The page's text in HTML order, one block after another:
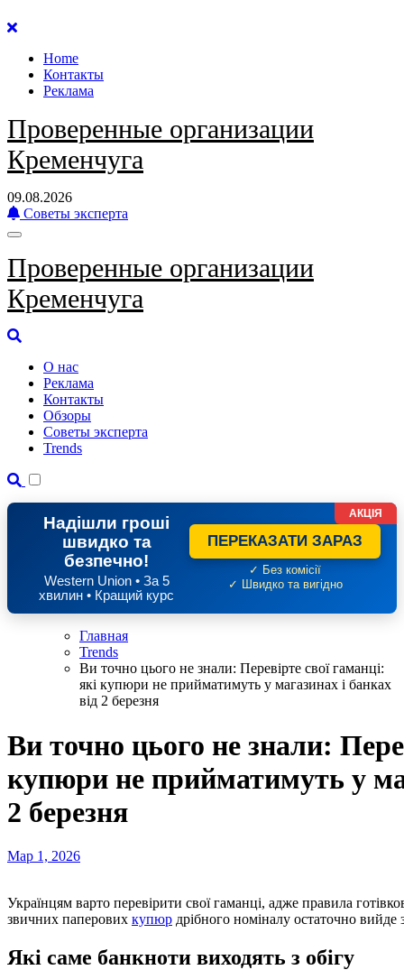
Перейти
содержанию
Home
Контакты
Реклама
Проверенные организации
Кременчуга
09.08.2026
Советы эксперта
Проверенные организации
Кременчуга
О нас
Реклама
Контакты
Обзоры
Советы эксперта
Trends
Надішли гроші
швидко та
безпечно!
Western Union • За 5
хвилин • Кращий курс
ПЕРЕКАЗАТИ ЗАРАЗ
✓ Без комісії
✓ Швидко та вигідно
АКЦІЯ
Главная
Trends
Ви точно цього не знали: Перевірте свої гаманці:
які купюри не прийматимуть у магазинах і банках
від 2 березня
Ви точно цього не знали:
купюри не прийматимуть у
2 березня
Мар 1, 2026
Українцям варто перевірити свої гаманці, адже правила готівкових розрахунків змінюються. Вже 2 березня частина
звичних паперових купюр дрібного номіналу остаточно вийде
Які саме банкноти виходять з обігу